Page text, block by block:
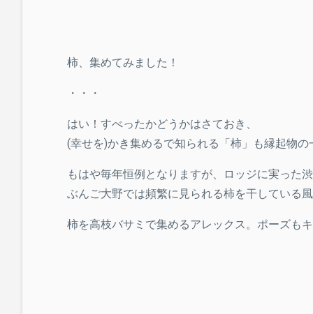
柿、集めてみました！
・・・
はい！すべったかどうかはさておき、
(幸せを)かき集めるで知られる「柿」も縁起物の
もはや毎年恒例となりますが、ロッジに実った
ぶんご大野では頻繁に見られる柿を干している
柿を高枝バサミで集めるアレックス。ポーズも